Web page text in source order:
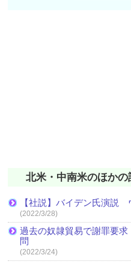
北米・中南米のほかの
【社説】バイデン氏演説
(2022/3/28)
過去の奴隷貿易で謝罪要
問
(2022/3/24)